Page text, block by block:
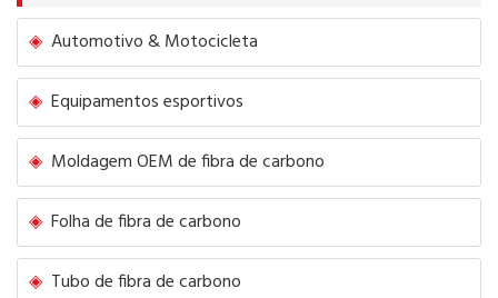
Automotivo & Motocicleta
Equipamentos esportivos
Moldagem OEM de fibra de carbono
Folha de fibra de carbono
Tubo de fibra de carbono